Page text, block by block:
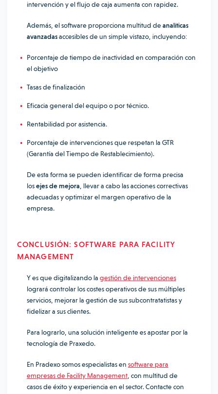
intervención y el flujo de caja aumenta con rapidez.
Además, el software proporciona multitud deanalíticas
avanzadasaccesibles de un simple vistazo, incluyendo:
Porcentaje de tiempo de inactividad en comparación con
el objetivo
Tasas de finalización
Eficacia general del equipo o por técnico.
Rentabilidad por asistencia.
Porcentaje de intervenciones que respetan la GTR
(Garantía del Tiempo de Restablecimiento).
De esta forma se pueden identificar de forma precisa
losejes de mejora , llevar a cabo las acciones correctivas
adecuadas y optimizar el margen operativo de la
empresa.
CONCLUSIÓN: SOFTWARE PARA FACILITY
MANAGEMENT
Y es que digitalizando la gestión de intervenciones
logrará controlar los costes operativos de sus múltiples
servicios, mejorar la gestión de sus subcontratatistas y
fidelizar a sus clientes.
Para lograrlo, una solución inteligente es apostar por la
tecnología de Praxedo.
En Pradexo somos especialistas en software para
empresas de Facility Management , con multitud de
casos de éxito y experiencia en el sector. Contacte con